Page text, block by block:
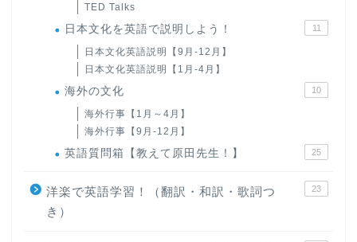
TED Talks
日本文化を英語で説明しよう！ 11
日本文化英語説明【9月-12月】
日本文化英語説明【1月-4月】
海外の文化 10
海外行事【1月～4月】
海外行事【9月-12月】
英語質問箱【教えて原田先生！】 25
洋楽で英語学習！（翻訳・和訳・歌詞つ
き）
23